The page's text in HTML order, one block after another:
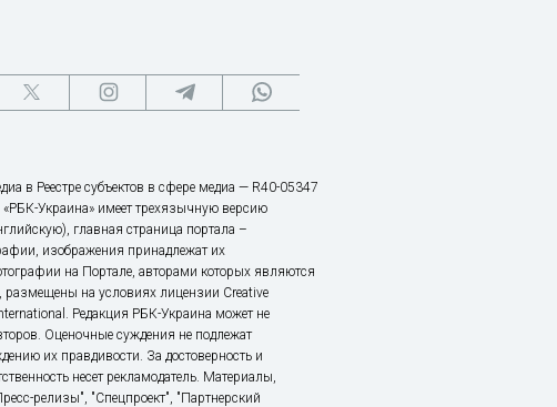
в Реестре субъектов в сфере медиа — R40-05347
Украина» имеет трехязычную версию
главная страница портала –
изображения принадлежат их
на Портале, авторами которых являются
на условиях лицензии Creative
Редакция РБК-Украина может не
Оценочные суждения не подлежат
их правдивости. За достоверность и
несет рекламодатель. Материалы,
релизы", "Спецпроект", "Партнерский